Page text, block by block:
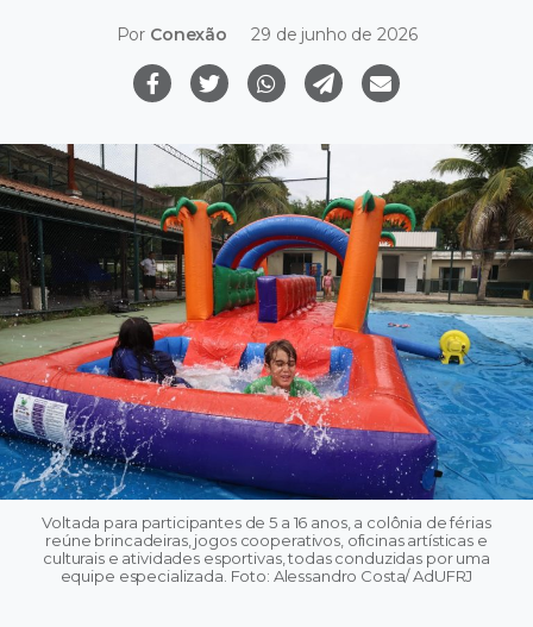
Por Conexão 29 de junho de 2026
Voltada para participantes de 5 a 16 anos, a colônia de férias
reúne brincadeiras, jogos cooperativos, oficinas artísticas e
culturais e atividades esportivas, todas conduzidas por uma
equipe especializada. Foto: Alessandro Costa/ AdUFRJ